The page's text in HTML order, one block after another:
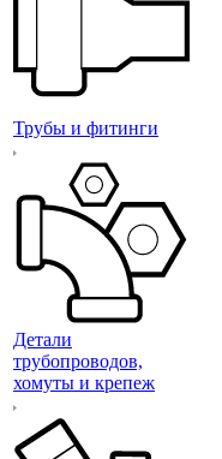
Трубы и фитинги
Детали
трубопроводов,
хомуты и крепеж